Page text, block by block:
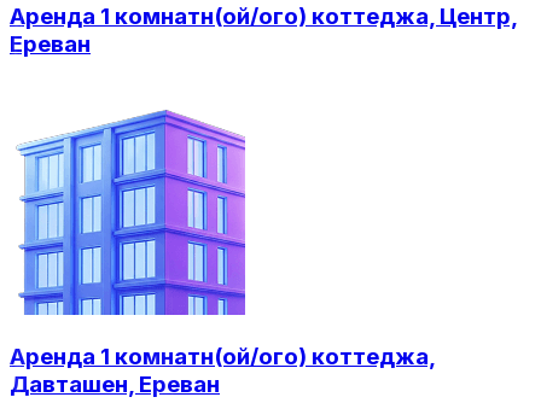
Аренда 1 комнатн(ой/ого) коттеджа, Центр,
Ереван
Аренда 1 комнатн(ой/ого) коттеджа,
Давташен, Ереван